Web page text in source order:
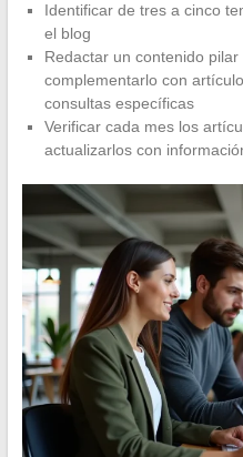
Identificar de tres a cinco
el blog
Redactar un contenido
complementarlo con
consultas específicas
Verificar cada mes los
actualizarlos con